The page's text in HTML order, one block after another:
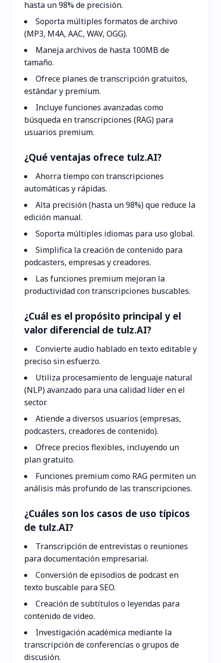
hasta un 98% de precisión.
Soporta múltiples formatos de archivo
(MP3, M4A, AAC, WAV, OGG).
Maneja archivos de hasta 100MB de
tamaño.
Ofrece planes de transcripción gratuitos,
estándar y premium.
Incluye funciones avanzadas como
búsqueda en transcripciones (RAG) para
usuarios premium.
¿Qué ventajas ofrece tulz.AI?
Ahorra tiempo con transcripciones
automáticas y rápidas.
Alta precisión (hasta un 98%) que reduce la
edición manual.
Soporta múltiples idiomas para uso global.
Simplifica la creación de contenido para
podcasters, empresas y creadores.
Las funciones premium mejoran la
productividad con transcripciones buscables.
¿Cuál es el propósito principal y el
valor diferencial de tulz.AI?
Convierte audio hablado en texto editable y
preciso sin esfuerzo.
Utiliza procesamiento de lenguaje natural
(NLP) avanzado para una calidad líder en el
sector.
Atiende a diversos usuarios (empresas,
podcasters, creadores de contenido).
Ofrece precios flexibles, incluyendo un
plan gratuito.
Funciones premium como RAG permiten un
análisis más profundo de las transcripciones.
¿Cuáles son los casos de uso típicos
de tulz.AI?
Transcripción de entrevistas o reuniones
para documentación empresarial.
Conversión de episodios de podcast en
texto buscable para SEO.
Creación de subtítulos o leyendas para
contenido de video.
Investigación académica mediante la
transcripción de conferencias o grupos de
discusión.